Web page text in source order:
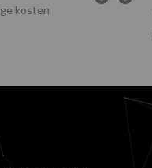
kosten